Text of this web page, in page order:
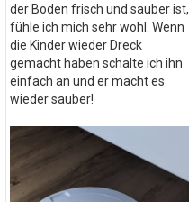
der Boden frisch und sauber ist,
fühle ich mich sehr wohl. Wenn
die Kinder wieder Dreck
gemacht haben schalte ich ihn
einfach an und er macht es
wieder sauber!